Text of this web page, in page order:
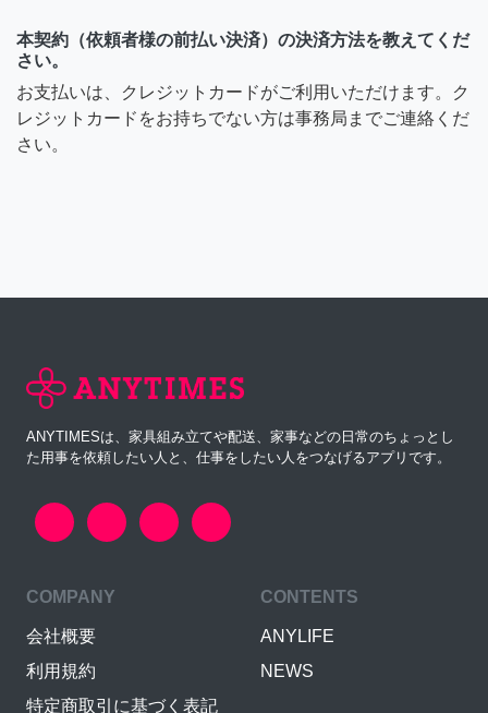
本契約（依頼者様の前払い決済）の決済方法を教えてくだ
さい。
お支払いは、クレジットカードがご利用いただけます。ク
レジットカードをお持ちでない方は事務局までご連絡くだ
さい。
ANYTIMESは、家具組み立てや配送、家事などの日常のちょっとし
た用事を依頼したい人と、仕事をしたい人をつなげるアプリです。
COMPANY
会社概要
利用規約
特定商取引に基づく表記
CONTENTS
ANYLIFE
NEWS